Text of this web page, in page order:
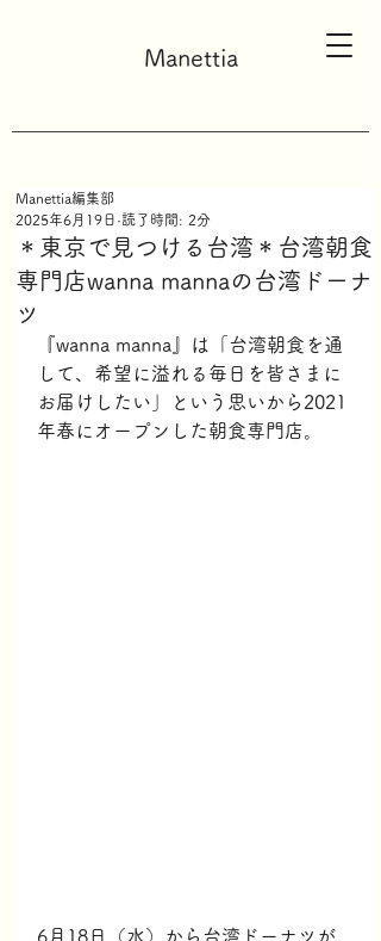
Manettia
＊東京で見つける台湾＊台湾朝食
専門店wanna mannaの台湾ドーナ
ツ
Manettia編集部
2025年6月19日 読了時間: 2分
『wanna manna』は「台湾朝食を通
して、希望に溢れる毎日を皆さまに
お届けしたい」という思いから2021
年春にオープンした朝食専門店。
6月18日（水）から台湾ドーナツが